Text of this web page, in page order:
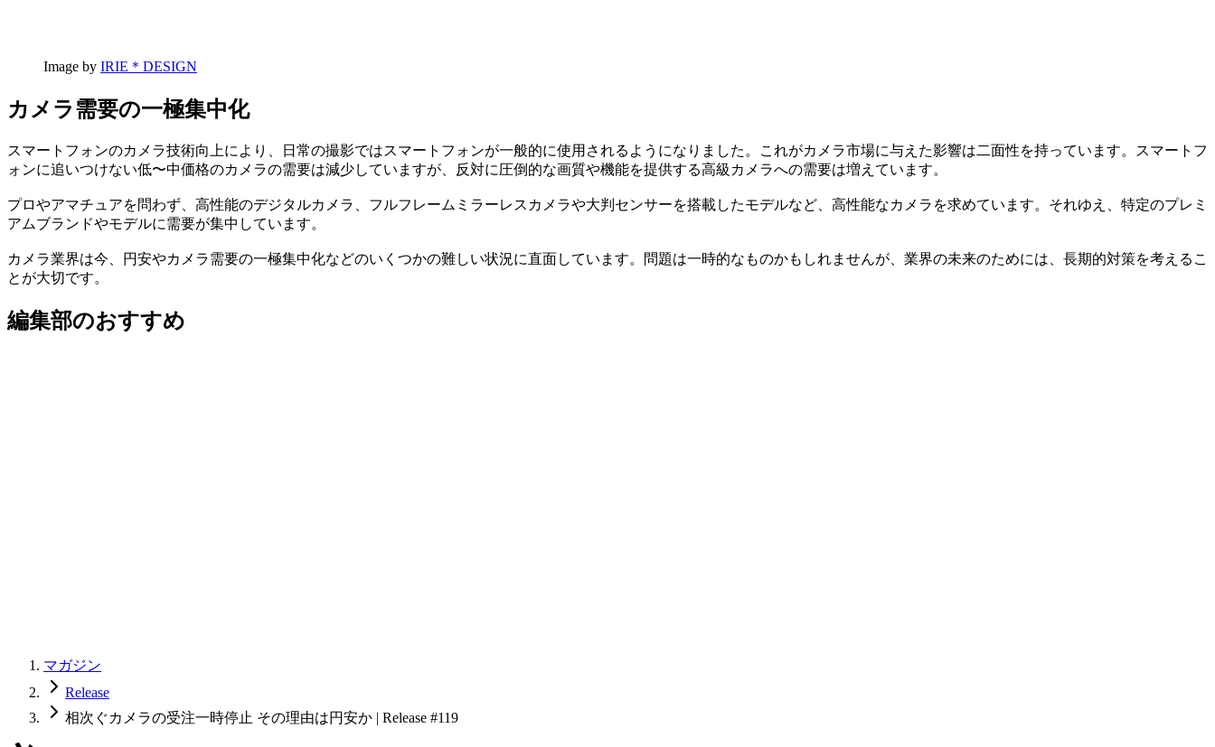
Image by IRIE＊DESIGN
カメラ需要の一極集中化
スマートフォンのカメラ技術向上により、日常の撮影ではスマートフォンが一般的に使用されるようになりました。これがカメラ市場に与えた影響は二面性を持っています。スマートフ
ォンに追いつけない低〜中価格のカメラの需要は減少していますが、反対に圧倒的な画質や機能を提供する高級カメラへの需要は増えています。
プロやアマチュアを問わず、高性能のデジタルカメラ、フルフレームミラーレスカメラや大判センサーを搭載したモデルなど、高性能なカメラを求めています。それゆえ、特定のプレミ
アムブランドやモデルに需要が集中しています。
カメラ業界は今、円安やカメラ需要の一極集中化などのいくつかの難しい状況に直面しています。問題は一時的なものかもしれませんが、業界の未来のためには、長期的対策を考えるこ
とが大切です。
編集部のおすすめ
マガジン
Release
相次ぐカメラの受注一時停止 その理由は円安か | Release #119